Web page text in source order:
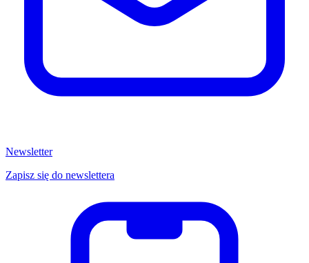
Newsletter
Zapisz się do newslettera